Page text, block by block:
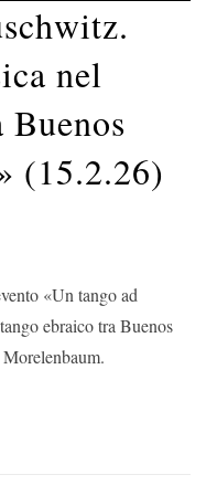
nel
(15.2.26)
«Un tango ad
ebraico tra Buenos